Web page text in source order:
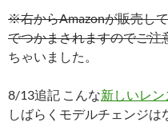
※右からAmazonが販売し
でつかまされますのでご注
ちゃいました。
8/13追記 こんな新しいレ
しばらくモデルチェンジ